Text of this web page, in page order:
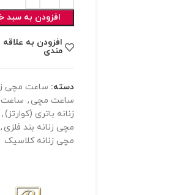
افزودن به سبد
افزودن به علاقه
مندی
دسته: ساعت مچی
ساعت مچی ,
زنانه باتری (کوارتز),
مچی زنانه بند فلزی ,
مچی زنانه کلاسیک